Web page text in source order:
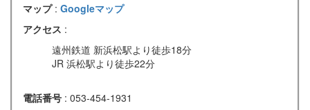
マップ : Googleマップ
アクセス :
遠州鉄道 新浜松駅より徒歩18分
JR 浜松駅より徒歩22分
電話番号 : 053-454-1931